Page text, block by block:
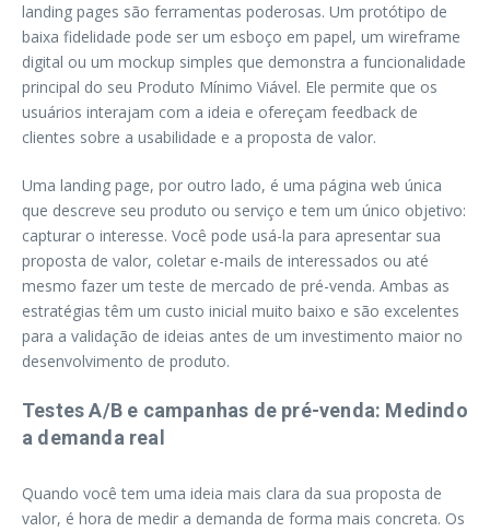
landing pages são ferramentas poderosas. Um protótipo de
baixa fidelidade pode ser um esboço em papel, um wireframe
digital ou um mockup simples que demonstra a funcionalidade
principal do seu Produto Mínimo Viável. Ele permite que os
usuários interajam com a ideia e ofereçam feedback de
clientes sobre a usabilidade e a proposta de valor.
Uma landing page, por outro lado, é uma página web única
que descreve seu produto ou serviço e tem um único objetivo:
capturar o interesse. Você pode usá-la para apresentar sua
proposta de valor, coletar e-mails de interessados ou até
mesmo fazer um teste de mercado de pré-venda. Ambas as
estratégias têm um custo inicial muito baixo e são excelentes
para a validação de ideias antes de um investimento maior no
desenvolvimento de produto.
Testes A/B e campanhas de pré-venda: Medindo
a demanda real
Quando você tem uma ideia mais clara da sua proposta de
valor, é hora de medir a demanda de forma mais concreta. Os